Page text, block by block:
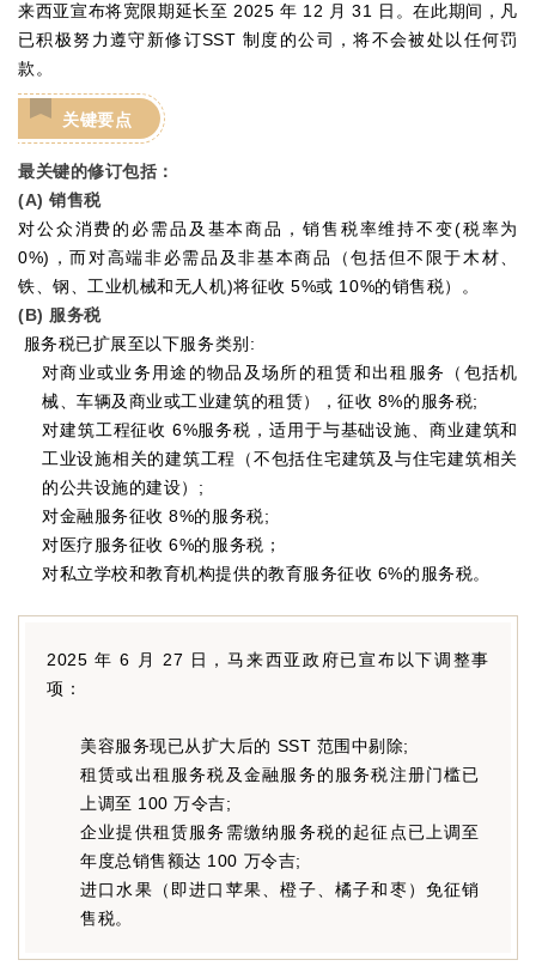
来西亚宣布将宽限期延长至 2025 年 12 月 31 日。在此期间，凡
已积极努力遵守新修订SST 制度的公司，将不会被处以任何罚
款。
关键要点
最关键的修订包括：
(A) 销售税
对公众消费的必需品及基本商品，销售税率维持不变(税率为
0%)，而对高端非必需品及非基本商品（包括但不限于木材、
铁、钢、工业机械和无人机)将征收 5%或 10%的销售税）。
(B) 服务税
服务税已扩展至以下服务类别:
对商业或业务用途的物品及场所的租赁和出租服务（包括机
械、车辆及商业或工业建筑的租赁），征收 8%的服务税;
对建筑工程征收 6%服务税，适用于与基础设施、商业建筑和
工业设施相关的建筑工程（不包括住宅建筑及与住宅建筑相关
的公共设施的建设）;
对金融服务征收 8%的服务税;
对医疗服务征收 6%的服务税；
对私立学校和教育机构提供的教育服务征收 6%的服务税。
2025 年 6 月 27 日，马来西亚政府已宣布以下调整事
项：
美容服务现已从扩大后的 SST 范围中剔除;
租赁或出租服务税及金融服务的服务税注册门槛已
上调至 100 万令吉;
企业提供租赁服务需缴纳服务税的起征点已上调至
年度总销售额达 100 万令吉;
进口水果（即进口苹果、橙子、橘子和枣）免征销
售税。